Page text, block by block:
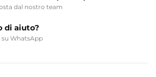
dal nostro team
di aiuto?
WhatsApp